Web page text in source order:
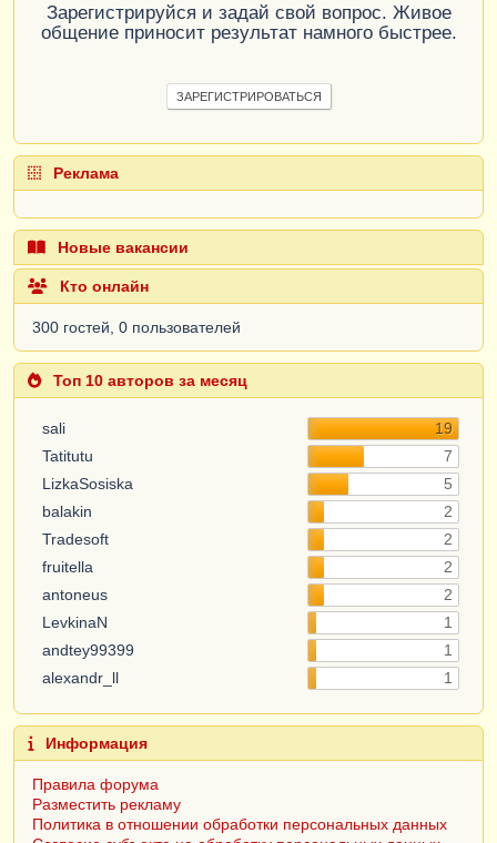
Зарегистрируйся и задай свой вопрос. Живое
общение приносит результат намного быстрее.
ЗАРЕГИСТРИРОВАТЬСЯ
Реклама
Новые вакансии
Кто онлайн
300 гостей, 0 пользователей
Топ 10 авторов за месяц
sali
19
Tatitutu
7
LizkaSosiska
5
balakin
2
Tradesoft
2
fruitella
2
antoneus
2
LevkinaN
1
andtey99399
1
alexandr_ll
1
Информация
Правила форума
Разместить рекламу
Политика в отношении обработки персональных данных